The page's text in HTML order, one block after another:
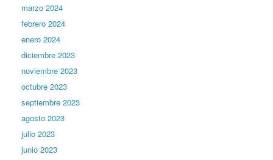
marzo 2024
febrero 2024
enero 2024
diciembre 2023
noviembre 2023
octubre 2023
septiembre 2023
agosto 2023
julio 2023
junio 2023